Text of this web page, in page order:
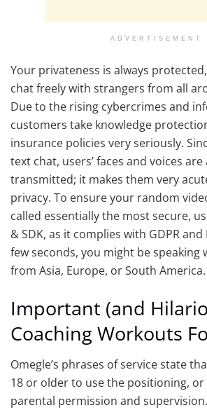
ADVERTISEMENT
Your privateness is always
chat freely with strangers from all
Due to the rising cybercrimes and
customers take knowledge
insurance policies very seriously.
text chat, users’ faces and voices
transmitted; it makes them very
privacy. To ensure your random
called essentially the most secure,
& SDK, as it complies with GDPR and
few seconds, you might be speaking
from Asia, Europe, or South America.
Important (and
Coaching Workouts
Omegle’s phrases of service state
18 or older to use the positioning,
parental permission and